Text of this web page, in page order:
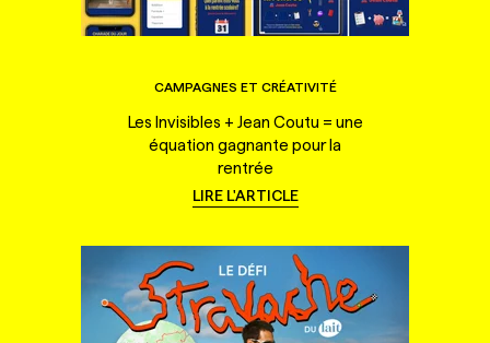
CAMPAGNES ET CRÉATIVITÉ
Les Invisibles + Jean Coutu = une
équation gagnante pour la
rentrée
LIRE L'ARTICLE